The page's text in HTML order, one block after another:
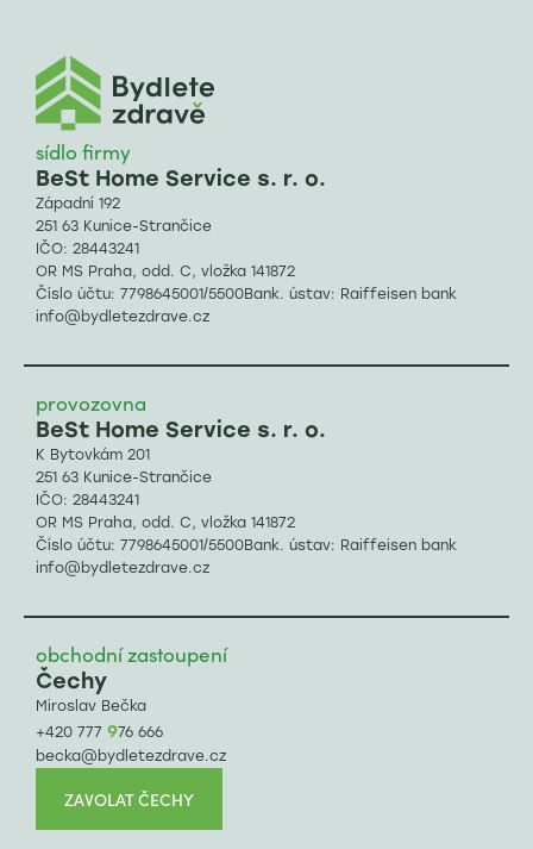
sídlo firmy
BeSt Home Service s. r. o.
Západní 192
251 63 Kunice-Strančice
IČO: 28443241
OR MS Praha, odd. C, vložka 141872
Číslo účtu: 7798645001/5500Bank. ústav: Raiffeisen bank
info@bydletezdrave.cz
provozovna
BeSt Home Service s. r. o.
K Bytovkám 201
251 63 Kunice-Strančice
IČO: 28443241
OR MS Praha, odd. C, vložka 141872
Číslo účtu: 7798645001/5500Bank. ústav: Raiffeisen bank
info@bydletezdrave.cz
obchodní zastoupení
Čechy
Miroslav Bečka
+420 777976 666
becka@bydletezdrave.cz
ZAVOLAT ČECHY